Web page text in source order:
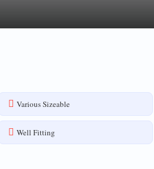
Various Sizeable
Well Fitting